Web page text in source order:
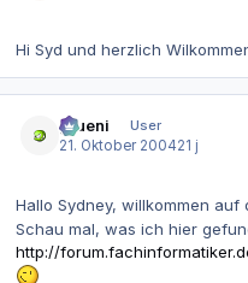
Hi Syd und herzlich
grueni
User
21. Oktober 200421 j
Hallo Sydney, willkommen auf
Schau mal, was ich hier
http://